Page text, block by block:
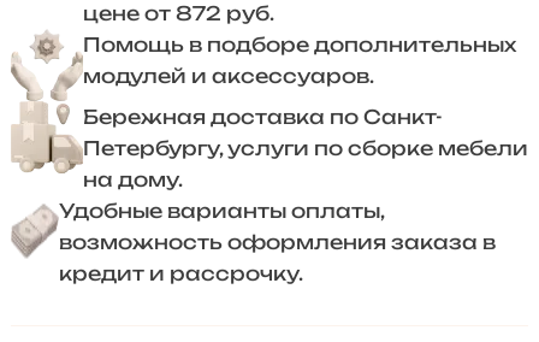
цене от 872 руб.
Помощь в подборе дополнительных
модулей и аксессуаров.
Бережная доставка по Санкт-
Петербургу, услуги по сборке мебели
на дому.
Удобные варианты оплаты,
возможность оформления заказа в
кредит и рассрочку.